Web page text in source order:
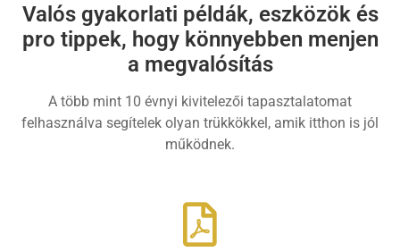
Valós gyakorlati példák, eszközök és
pro tippek, hogy könnyebben menjen
a megvalósítás
A több mint 10 évnyi kivitelezői tapasztalatomat
felhasználva segítelek olyan trükkökkel, amik itthon is jól
működnek.